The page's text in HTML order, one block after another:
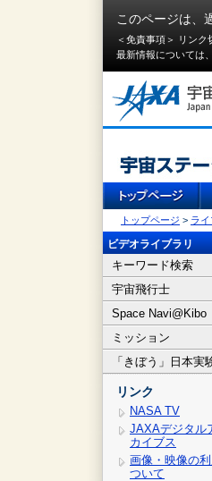
このページは、
＜免責事項＞ リン
最新情報については、
トップページ > ライ
ビデオライブラリ
キーワード検索
宇宙飛行士
Space Navi@Kibo
ミッション
「きぼう」日本実
リンク
NASA TV
JAXAデジタル
カイブス
画像・映像の
ついて